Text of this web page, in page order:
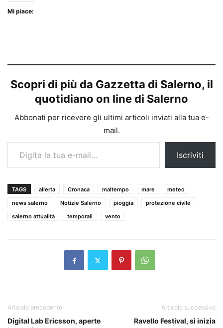
Mi piace:
Scopri di più da Gazzetta di Salerno, il
quotidiano on line di Salerno
Abbonati per ricevere gli ultimi articoli inviati alla tua e-
mail.
Digita la tua e-mail...
Iscriviti
TAGS allerta Cronaca maltempo mare
meteo
news salerno
Notizie Salerno pioggia
protezione civile
salerno attualità
temporali vento
Articolo precedente
Digital Lab Ericsson, aperte
Articolo successivo
Ravello Festival, si inizia